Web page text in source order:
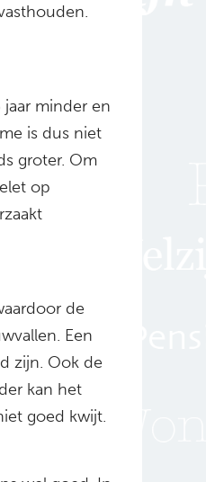
minder en
is dus niet
groter. Om
op
de
Een
zijn. Ook de
kan het
goed kwijt.